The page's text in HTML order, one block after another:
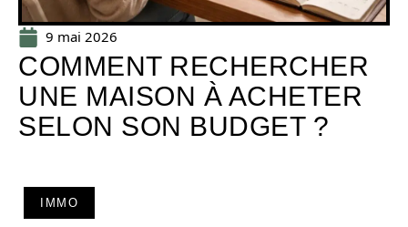
9 mai 2026
COMMENT RECHERCHER
UNE MAISON À ACHETER
SELON SON BUDGET ?
IMMO